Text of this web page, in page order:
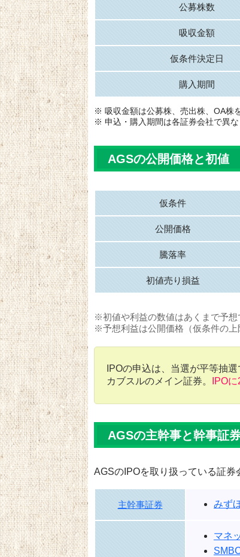
公募株数
吸収金額
仮条件決定日
購入期間
※ 吸収金額は公募株、売出株、OA株
※ 申込・購入期間は各証券会社で異な
AGSの公開価格と初値
仮条件
公開価格
騰落率
初値売り損益
※初値や利益の数値はあくまで予想
※予想利益は公開価格（仮条件の上
IPOの申込は、当選が平等抽
カブスルのメイン証券。
IPO
AGSの主幹事と幹事証
AGSのIPOを取り扱っている証券
主幹事証券 みず
マネ